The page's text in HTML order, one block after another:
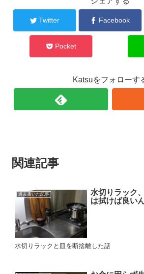
Twitter Facebook
Pocket
Katsuをフォローす
関連記事
過去書いた記事
水切りラック
は拭けば良い
水切りラックと皿を断捨離した話